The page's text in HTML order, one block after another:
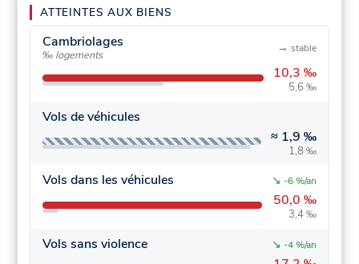
ATTEINTES AUX BIENS
Cambriolages
‰ logements
10,3 ‰
5,6 ‰
→ stable
Vols de véhicules
≈ 1,9 ‰
1,8 ‰
Vols dans les véhicules
50,0 ‰
3,4 ‰
↘ -6 %/an
Vols sans violence
↘ -4 %/an